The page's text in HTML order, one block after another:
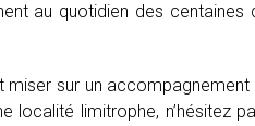
au quotidien des centaines
miser sur un
localité limitrophe, n’hésitez